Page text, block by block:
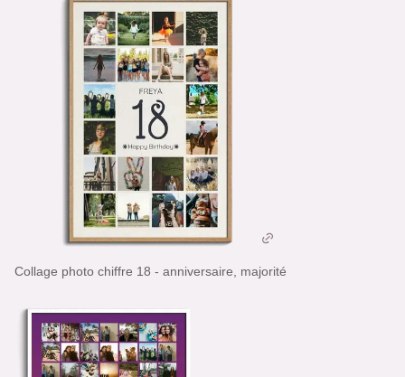
Collage photo chiffre 18 - anniversaire, majorité